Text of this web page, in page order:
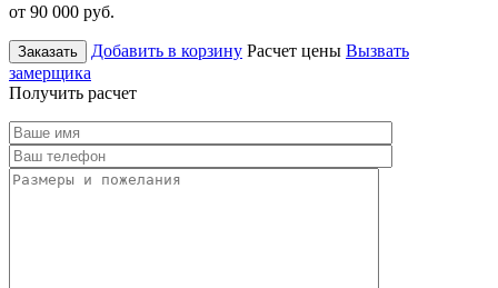
от 90 000 руб.
Заказать Добавить в корзину Расчет цены Вызвать
замерщика
Получить расчет